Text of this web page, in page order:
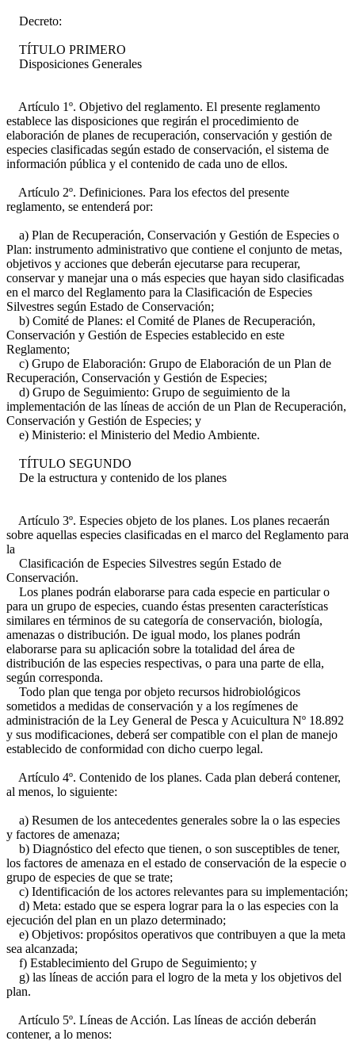
Decreto:
TÍTULO PRIMERO
Disposiciones Generales
Artículo 1º. Objetivo del reglamento. El presente reglamento
establece las disposiciones que regirán el procedimiento de
elaboración de planes de recuperación, conservación y gestión de
especies clasificadas según estado de conservación, el sistema de
información pública y el contenido de cada uno de ellos.
Artículo 2º. Definiciones. Para los efectos del presente
reglamento, se entenderá por:
a) Plan de Recuperación, Conservación y Gestión de Especies o
Plan: instrumento administrativo que contiene el conjunto de metas,
objetivos y acciones que deberán ejecutarse para recuperar,
conservar y manejar una o más especies que hayan sido clasificadas
en el marco del Reglamento para la Clasificación de Especies
Silvestres según Estado de Conservación;
b) Comité de Planes: el Comité de Planes de Recuperación,
Conservación y Gestión de Especies establecido en este
Reglamento;
c) Grupo de Elaboración: Grupo de Elaboración de un Plan de
Recuperación, Conservación y Gestión de Especies;
d) Grupo de Seguimiento: Grupo de seguimiento de la
implementación de las líneas de acción de un Plan de Recuperación,
Conservación y Gestión de Especies; y
e) Ministerio: el Ministerio del Medio Ambiente.
TÍTULO SEGUNDO
De la estructura y contenido de los planes
Artículo 3º. Especies objeto de los planes. Los planes recaerán
sobre aquellas especies clasificadas en el marco del Reglamento para
la
Clasificación de Especies Silvestres según Estado de
Conservación.
Los planes podrán elaborarse para cada especie en particular o
para un grupo de especies, cuando éstas presenten características
similares en términos de su categoría de conservación, biología,
amenazas o distribución. De igual modo, los planes podrán
elaborarse para su aplicación sobre la totalidad del área de
distribución de las especies respectivas, o para una parte de ella,
según corresponda.
Todo plan que tenga por objeto recursos hidrobiológicos
sometidos a medidas de conservación y a los regímenes de
administración de la Ley General de Pesca y Acuicultura Nº 18.892
y sus modificaciones, deberá ser compatible con el plan de manejo
establecido de conformidad con dicho cuerpo legal.
Artículo 4º. Contenido de los planes. Cada plan deberá contener,
al menos, lo siguiente:
a) Resumen de los antecedentes generales sobre la o las especies
y factores de amenaza;
b) Diagnóstico del efecto que tienen, o son susceptibles de tener,
los factores de amenaza en el estado de conservación de la especie o
grupo de especies de que se trate;
c) Identificación de los actores relevantes para su implementación;
d) Meta: estado que se espera lograr para la o las especies con la
ejecución del plan en un plazo determinado;
e) Objetivos: propósitos operativos que contribuyen a que la meta
sea alcanzada;
f) Establecimiento del Grupo de Seguimiento; y
g) las líneas de acción para el logro de la meta y los objetivos del
plan.
Artículo 5º. Líneas de Acción. Las líneas de acción deberán
contener, a lo menos: